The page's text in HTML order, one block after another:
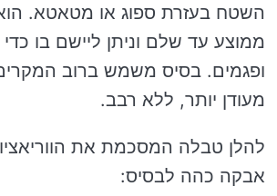
השטח בעזרת ספוג או מטאטא.
ממוצע עד שלם וניתן ליישם בו
ופגמים. בסיס משמש ברוב
מעודן יותר, ללא רבב.
להלן טבלה המסכמת את
אבקה כהה לבסיס: